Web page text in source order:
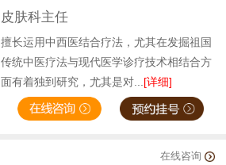
皮肤科主任
擅长运用中西医结合疗法，尤其在发掘祖国
传统中医疗法与现代医学诊疗技术相结合方
面有着独到研究，尤其是对...[详细]
在线咨询